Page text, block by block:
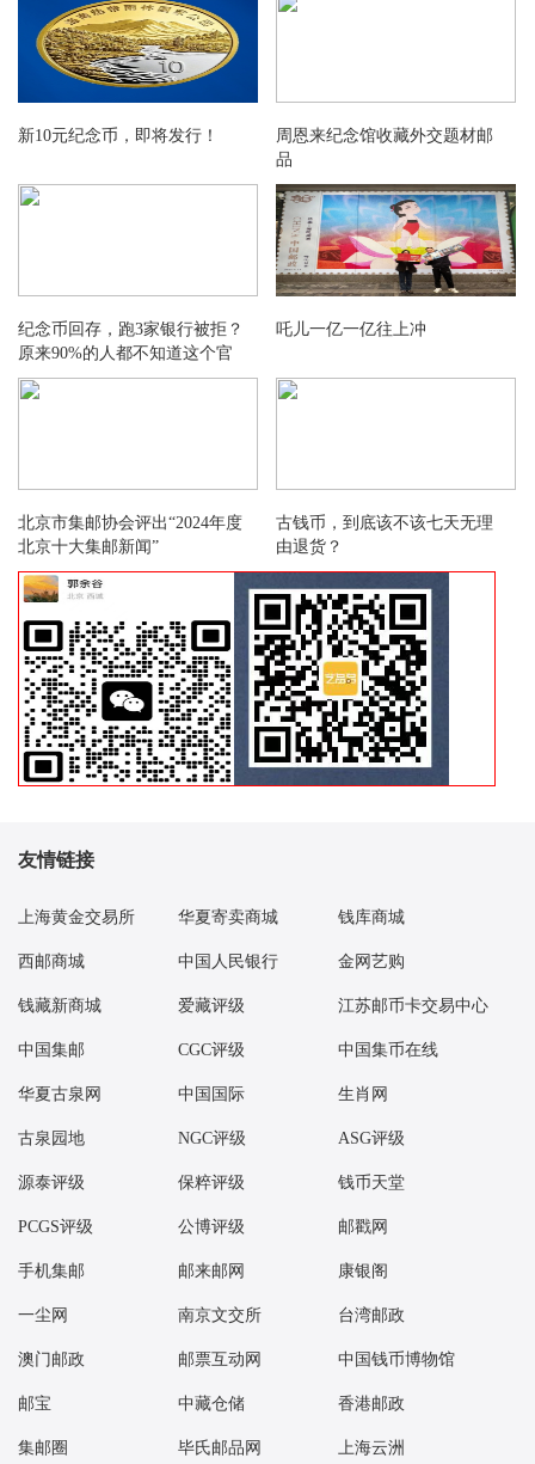
新10元纪念币，即将发行！
周恩来纪念馆收藏外交题材邮
品
纪念币回存，跑3家银行被拒？
原来90%的人都不知道这个官
方渠道！
吒儿一亿一亿往上冲
北京市集邮协会评出“2024年度
北京十大集邮新闻”
古钱币，到底该不该七天无理
由退货？
友情链接
上海黄金交易所 华夏寄卖商城 钱库商城
西邮商城 中国人民银行 金网艺购
钱藏新商城 爱藏评级 江苏邮币卡交易中心
中国集邮 CGC评级 中国集币在线
华夏古泉网 中国国际 生肖网
古泉园地 NGC评级 ASG评级
源泰评级 保粹评级 钱币天堂
PCGS评级 公博评级 邮戳网
手机集邮 邮来邮网 康银阁
一尘网 南京文交所 台湾邮政
澳门邮政 邮票互动网 中国钱币博物馆
邮宝 中藏仓储 香港邮政
集邮圈 毕氏邮品网 上海云洲